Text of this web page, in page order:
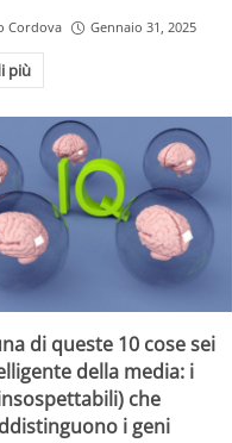
Cordova Gennaio 31, 2025
più
di queste 10 cose sei
della media: i
che
i geni